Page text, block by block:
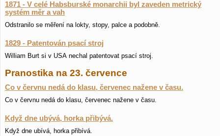
1871 - V celé Habsburské monarchii byl zaveden metrický
systém měr a vah
Odstranilo se měření na lokty, stopy, palce a podobně.
1829 - Patentován psací stroj
William Burt si v USA nechal patentovat psací stroj.
Pranostika na 23. července
Co v červnu nedá do klasu, červenec nažene v času.
Co v červnu nedá do klasu, červenec nažene v času.
Když dne ubývá, horka přibývá.
Když dne ubívá, horka přibívá.